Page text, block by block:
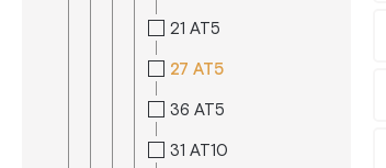
21 AT5
27 AT5
36 AT5
31 AT10